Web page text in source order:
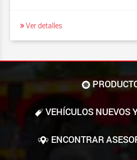
Ver detalles
VEHÍCULOS NUEVOS
ENCONTRAR